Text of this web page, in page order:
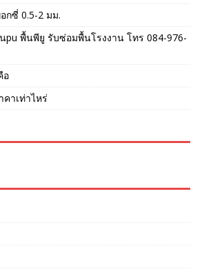
กซี่ 0.5-2 มม.
pu พื้นพียู รับซ่อมพื้นโรงงาน โทร 084-976-
อ
าเท่าไหร่